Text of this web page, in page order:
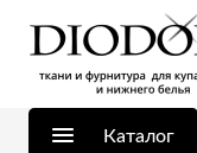
Каталог